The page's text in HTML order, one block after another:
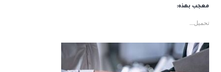
معجب بهذه:
تحميل...